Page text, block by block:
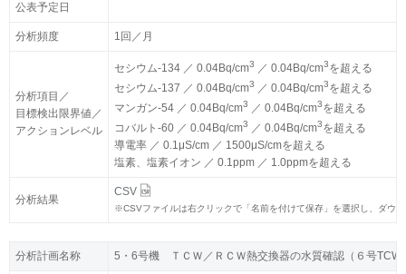
公表予定日
分析頻度 1回／月
分析項目／
目標検出限界値／
アクションレベル
セシウム-134 ／ 0.04Bq/cm3 ／ 0.04Bq/cm3を超える
セシウム-137 ／ 0.04Bq/cm3 ／ 0.04Bq/cm3を超える
マンガン-54 ／ 0.04Bq/cm3 ／ 0.04Bq/cm3を超える
コバルト-60 ／ 0.04Bq/cm3 ／ 0.04Bq/cm3を超える
導電率 ／ 0.1μS/cm ／ 1500μS/cmを超える
塩素、塩素イオン ／ 0.1ppm ／ 1.0ppmを超える
分析結果
CSV
※CSVファイルは右クリックで「名前を付けて保存」を選択し、ダウ
公表予定日
分析頻度 1回／月
分析項目／
目標検出限界値／
アクションレベル
セシウム-134 ／ 0.04Bq/cm3 ／ 0.04Bq/cm3を超える
セシウム-137 ／ 0.04Bq/cm3 ／ 0.04Bq/cm3を超える
マンガン-54 ／ 0.04Bq/cm3 ／ 0.04Bq/cm3を超える
コバルト-60 ／ 0.04Bq/cm3 ／ 0.04Bq/cm3を超える
導電率 ／ 0.1μS/cm ／ 1500μS/cmを超える
塩素、塩素イオン ／ 0.1ppm ／ 1.0ppmを超える
分析結果
CSV
※CSVファイルは右クリックで「名前を付けて保存」を選択し、ダウ
分析計画名称 5・6号機 ＴＣＷ／ＲＣＷ熱交換器の水質確認（６号TCW
分析計画名称 5・6号機 ＴＣＷ／ＲＣＷ熱交換器の水質確認（６号TCW